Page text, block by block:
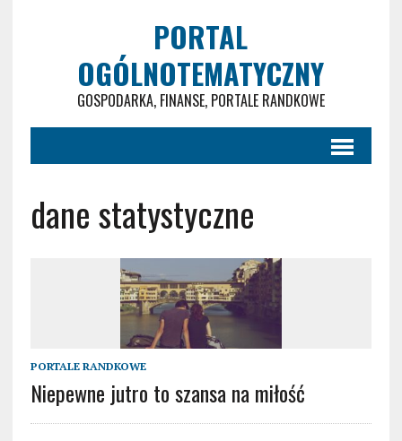
PORTAL
OGÓLNOTEMATYCZNY
GOSPODARKA, FINANSE, PORTALE RANDKOWE
dane statystyczne
PORTALE RANDKOWE
Niepewne jutro to szansa na miłość